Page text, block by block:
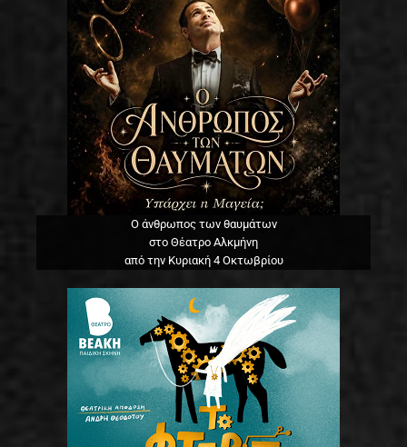
Ο άνθρωπος των θαυμάτων
στο Θέατρο Αλκμήνη
από την Κυριακή 4 Οκτωβρίου